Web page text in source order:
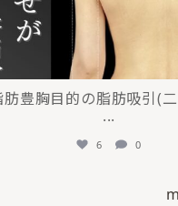
豊胸目的の脂肪吸引(
...
6 0